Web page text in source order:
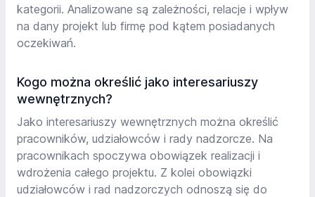
kategorii. Analizowane są zależności, relacje i wpływ
na dany projekt lub firmę pod kątem posiadanych
oczekiwań.
Kogo można określić jako interesariuszy
wewnętrznych?
Jako interesariuszy wewnętrznych można określić
pracowników, udziałowców i rady nadzorcze. Na
pracownikach spoczywa obowiązek realizacji i
wdrożenia całego projektu. Z kolei obowiązki
udziałowców i rad nadzorczych odnoszą się do